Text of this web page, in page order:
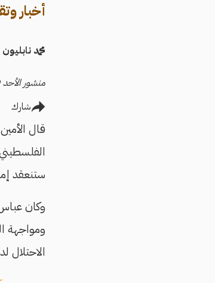
أخبار
محمد نابليون
منشور الأحد 29 تشرين الأول/أكتوبر 2023
شارك
قال
ستنعقد
وكان
ومواجهة
الاحتلال